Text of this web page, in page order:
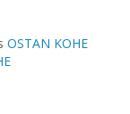
OSTAN KOHE